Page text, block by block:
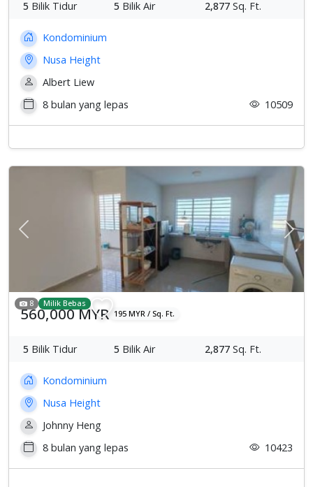
5 Bilik Tidur 5 Bilik Air 2,877 Sq. Ft.
Kondominium
Nusa Height
Albert Liew
8 bulan yang lepas
10509
Previous
8 Milik Bebas
560,000 MYR 195 MYR / Sq. Ft.
5 Bilik Tidur 5 Bilik Air 2,877 Sq. Ft.
Kondominium
Nusa Height
Johnny Heng
8 bulan yang lepas
10423